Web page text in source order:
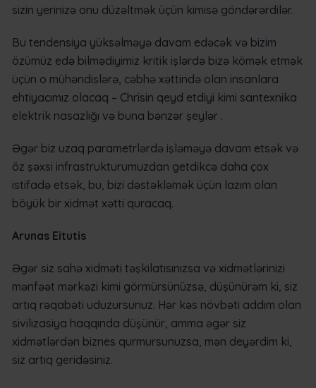
sizin yerinizə onu düzəltmək üçün kimisə göndərərdilər.
Bu tendensiya yüksəlməyə davam edəcək və bizim
özümüz edə bilmədiyimiz kritik işlərdə bizə kömək etmək
üçün o mühəndislərə, cəbhə xəttində olan insanlara
ehtiyacımız olacaq – Chrisin qeyd etdiyi kimi santexnika
elektrik nasazlığı və buna bənzər şeylər .
Əgər biz uzaq parametrlərdə işləməyə davam etsək və
öz şəxsi infrastrukturumuzdan getdikcə daha çox
istifadə etsək, bu, bizi dəstəkləmək üçün lazım olan
böyük bir xidmət xətti quracaq.
Arunas Eitutis
Əgər siz sahə xidməti təşkilatısınızsa və xidmətlərinizi
mənfəət mərkəzi kimi görmürsünüzsə, düşünürəm ki, siz
artıq rəqabəti uduzursunuz. Hər kəs növbəti addım olan
sivilizasiya haqqında düşünür, amma əgər siz
xidmətlərdən biznes qurmursunuzsa, mən deyərdim ki,
siz artıq geridəsiniz.